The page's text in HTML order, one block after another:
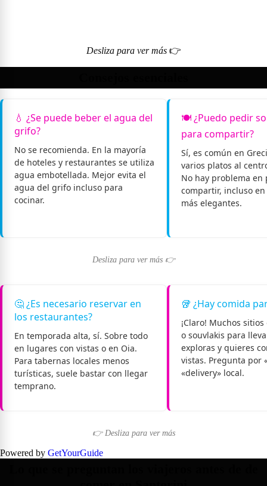
Desliza para ver más👉
💧 ¿Se puede beber el agua del
grifo?
No se recomienda. En la mayoría
de hoteles y restaurantes se utiliza
agua embotellada. Mejor evita el
agua del grifo incluso para
cocinar.
🍽️ ¿Puedo pedir
para compartir?
Sí, es común en
varios platos al
No hay problema en
compartir, incluso
más elegantes.
Desliza para ver más 👉
🤔 ¿Es necesario reservar en
los restaurantes?
En temporada alta, sí. Sobre todo
en lugares con vistas o en Oia.
Para tabernas locales menos
turísticas, suele bastar con llegar
temprano.
🥡 ¿Hay comida
¡Claro! Muchos
o souvlakis para
exploras y quieres
vistas. Pregunta por
«delivery» local.
👉 Desliza para ver más
Powered by GetYourGuide